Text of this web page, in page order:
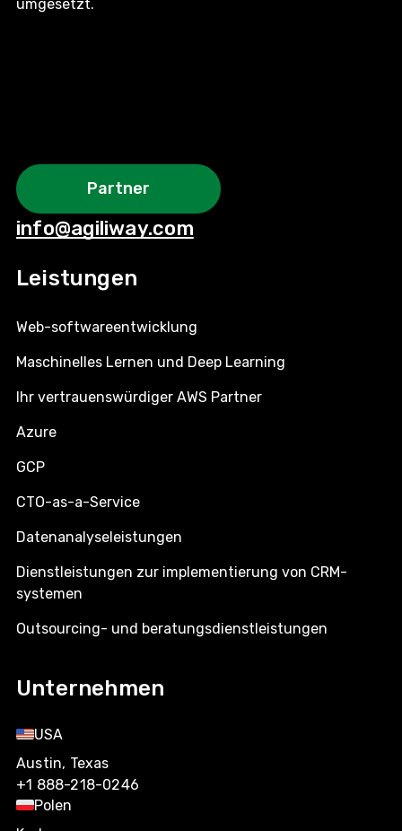
umgesetzt.
Partner
info@agiliway.com
Leistungen
Web-softwareentwicklung
Maschinelles Lernen und Deep Learning
Ihr vertrauenswürdiger AWS Partner
Azure
GCP
CTO-as-a-Service
Datenanalyseleistungen
Dienstleistungen zur implementierung von CRM-
systemen
Outsourcing- und beratungsdienstleistungen
Unternehmen
USA
Austin, Texas
+1 888-218-0246
Polen